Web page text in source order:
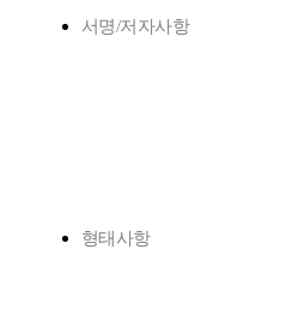
서명/저자사항
형태사항